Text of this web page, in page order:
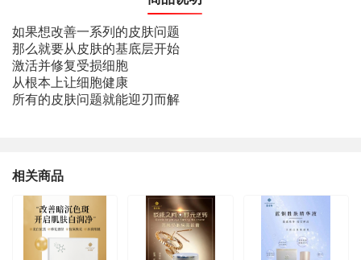
如果想改善一系列的皮肤问题
那么就要从皮肤的基底层开始
激活并修复受损细胞
从根本上让细胞健康
所有的皮肤问题就能迎刃而解
相关商品